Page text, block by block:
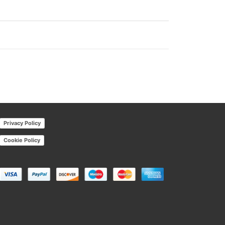
Privacy Policy
Cookie Policy